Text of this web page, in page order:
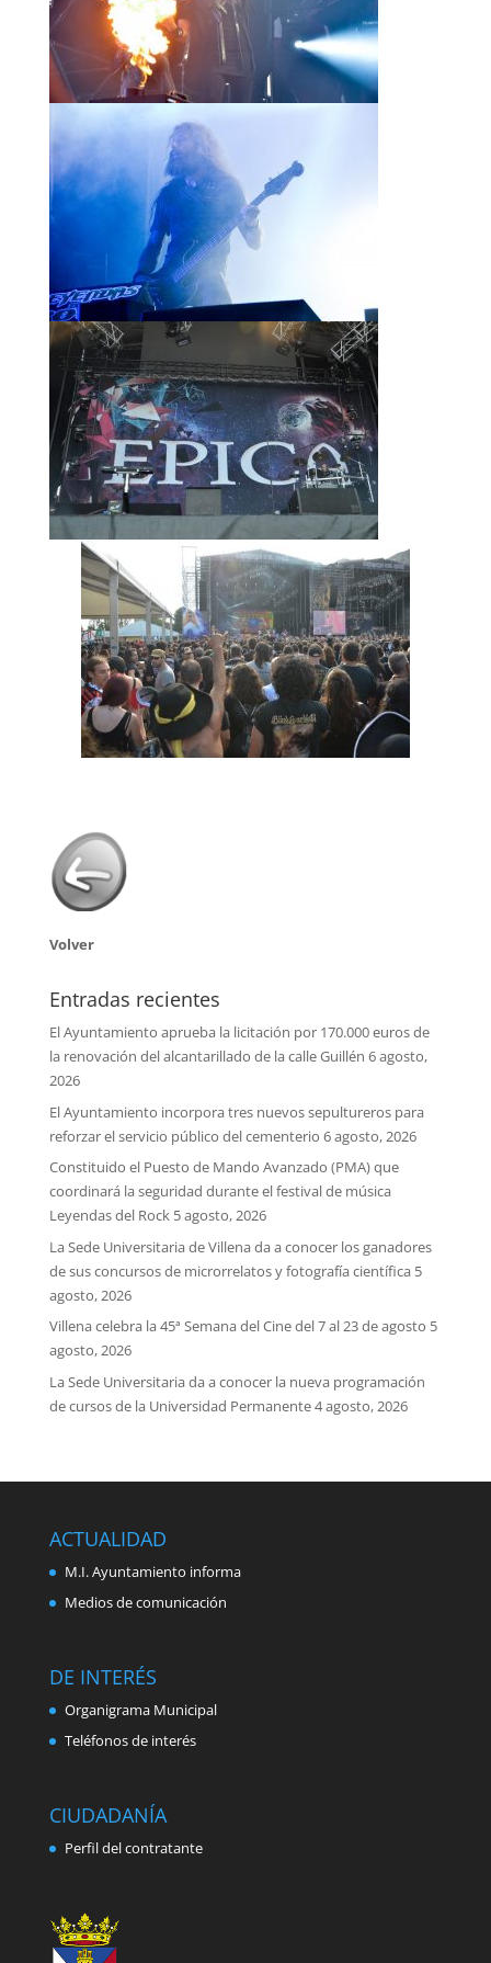
Volver
Entradas recientes
El Ayuntamiento aprueba la licitación por 170.000 euros de
la renovación del alcantarillado de la calle Guillén 6 agosto,
2026
El Ayuntamiento incorpora tres nuevos sepultureros para
reforzar el servicio público del cementerio 6 agosto, 2026
Constituido el Puesto de Mando Avanzado (PMA) que
coordinará la seguridad durante el festival de música
Leyendas del Rock 5 agosto, 2026
La Sede Universitaria de Villena da a conocer los ganadores
de sus concursos de microrrelatos y fotografía científica 5
agosto, 2026
Villena celebra la 45ª Semana del Cine del 7 al 23 de agosto 5
agosto, 2026
La Sede Universitaria da a conocer la nueva programación
de cursos de la Universidad Permanente4 agosto, 2026
ACTUALIDAD
M.I. Ayuntamiento informa
Medios de comunicación
DE INTERÉS
Organigrama Municipal
Teléfonos de interés
CIUDADANÍA
Perfil del contratante